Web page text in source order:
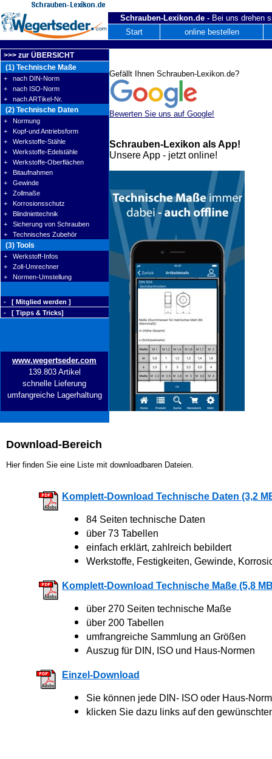
Schrauben-Lexikon.de - Bei uns drehen
Start
online bestellen
>>> zur ÜBERSICHT
(1) Technische Maße
+ nach DIN-Norm
+ nach ISO-Norm
+ nach ARTikel-Nr.
(2) Technische Daten
+ Normung
+ Kopf-und Antriebsform
+ Werkstoffe-Stähle
+ Werkstoffe-Edelstähle
+ Werkstoffe-Oberflächen
+ Bitaufnahmen
+ Gewinde
+ Zollmaße
+ Korrosionsschutz
+ Blindniettechnik
+ Sicherung von Schrauben
+ Technisches Zubehör
(3) Tools
+ Werkstoff-Infos
+ Zoll-Umrechner
+ Normen-Umstellung
- [ Mitglied werden ]
- [ Tipps & Tricks]
www.wegertseder.com
139.803 Artikel
schnelle Lieferung
umfangreiche Lagerhaltung
Download-Bereich
Hier finden Sie eine Liste mit downloadbaren Dateien.
Komplett-Download Technische Daten (3,2
84 Seiten technische Daten
über 73 Tabellen
einfach erklärt, zahlreich bebildert
Werkstoffe, Festigkeiten, Gewinde,
Komplett-Download Technische Maße (5,8
über 270 Seiten technische Maße
über 200 Tabellen
umfrangreiche Sammlung an Größen
Auszug für DIN, ISO und Haus-Normen
Einzel-Download
Sie können jede DIN- ISO oder Haus-
klicken Sie dazu links auf den
Gefällt Ihnen Schrauben-Lexikon.de?
Bewerten Sie uns auf Google!
Schrauben-Lexikon als App!
Unsere App - jetzt online!